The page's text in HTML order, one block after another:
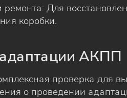
ремонта: Для
коробки.
АКПП
проверка для
о проведении